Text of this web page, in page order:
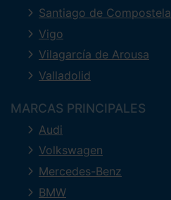
Santiago de Compostela
Vigo
Vilagarcía de Arousa
Valladolid
MARCAS PRINCIPALES
Audi
Volkswagen
Mercedes-Benz
BMW